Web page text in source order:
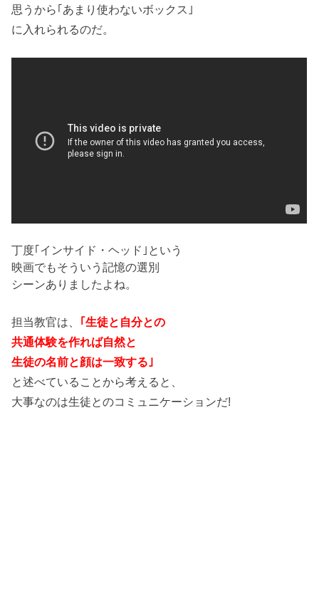
思うから｢あまり使わないボックス｣
に入れられるのだ。
丁度｢インサイド・ヘッド｣という
映画でもそういう記憶の選別
シーンありましたよね。
担当教官は、 ｢生徒と自分との
共通体験を作れば自然と
生徒の名前と顔は一致する｣
と述べていることから考えると、
大事なのは生徒とのコミュニケーションだ!